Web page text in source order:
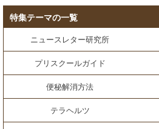
特集テーマの一覧
ニュースレター研究所
プリスクールガイド
便秘解消方法
テラヘルツ